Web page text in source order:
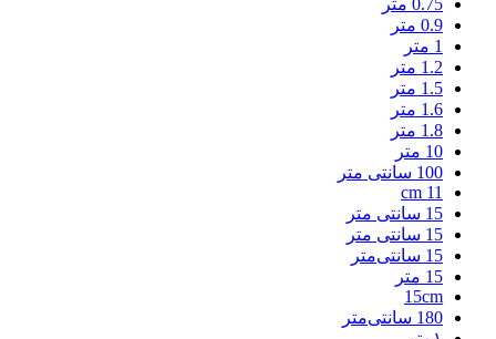
0.75 متر
0.9 متر
1 متر
1.2 متر
1.5 متر
1.6 متر
1.8 متر
10 متر
100 سانتی متر
11 cm
15 سانتی متر
15 سانتی‌ متر
15 سانتی‌متر
15 متر
15cm
180 سانتی‌متر